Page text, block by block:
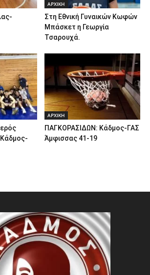
ΑΡΧΙΚΗ
Στη Εθνική Γυναικών Κωφών
Μπάσκετ η Γεωργία
Τσαρουχά.
ΑΡΧΙΚΗ
ΠΑΓΚΟΡΑΣΙΔΩΝ: Κάδμος-ΓΑΣ
Άμφισσας 41-19